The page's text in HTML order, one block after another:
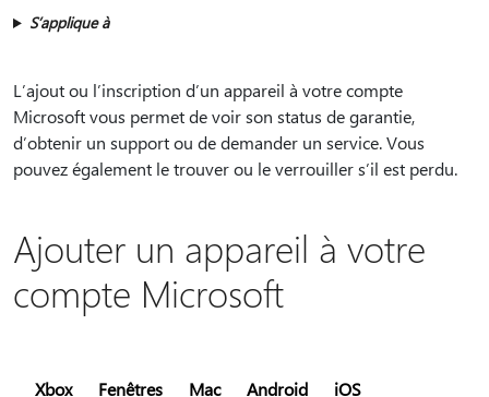
S’applique à
L’ajout ou l’inscription d’un appareil à votre compte
Microsoft vous permet de voir son status de garantie,
d’obtenir un support ou de demander un service. Vous
pouvez également le trouver ou le verrouiller s’il est perdu.
Ajouter un appareil à votre
compte Microsoft
Xbox Fenêtres Mac Android iOS